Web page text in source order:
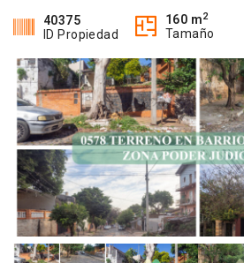
40375
ID Propiedad
160 m2
Tamaño